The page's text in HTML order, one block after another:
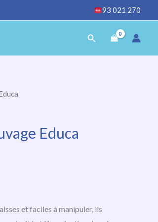
93 021 270
Rechercher
Educa
et faciles à manipuler, ils